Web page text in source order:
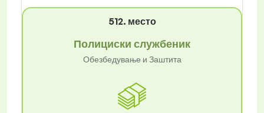
512. место
Полициски службеник
Обезбедување и Заштита